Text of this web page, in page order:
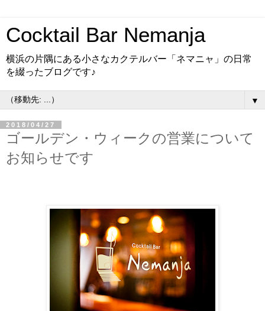
Cocktail Bar Nemanja
横浜の片隅にある小さなカクテルバー「ネマニャ」の日常
を綴ったブログです♪
▼
2018/04/27
ゴールデン・ウィークの営業について
お知らせです